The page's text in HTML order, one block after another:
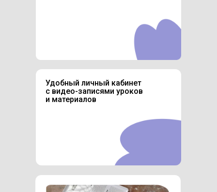
Удобный личный кабинет
с видео-записями уроков
и материалов